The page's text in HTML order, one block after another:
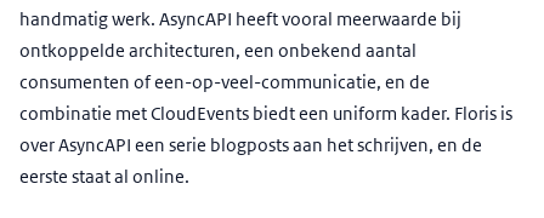
handmatig werk. AsyncAPI heeft vooral meerwaarde bij
ontkoppelde architecturen, een onbekend aantal
consumenten of een-op-veel-communicatie, en de
combinatie met CloudEvents biedt een uniform kader. Floris is
over AsyncAPI een serie blogposts aan het schrijven, en de
eerste staat al online.